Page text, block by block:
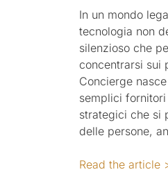
In un mondo
tecnologia non
silenzioso che
concentrarsi sui
Concierge
semplici
strategici che si
delle persone,
Read the article